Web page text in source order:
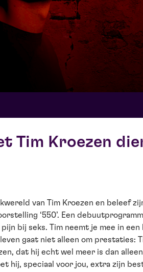
Tim Kroezen
van Tim Kroezen en beleef
‘550’. Een
bij seks. Tim neemt je mee in een
gaat niet alleen om prestaties:
dat hij echt wel meer is dan
hij, speciaal voor jou, extra zijn